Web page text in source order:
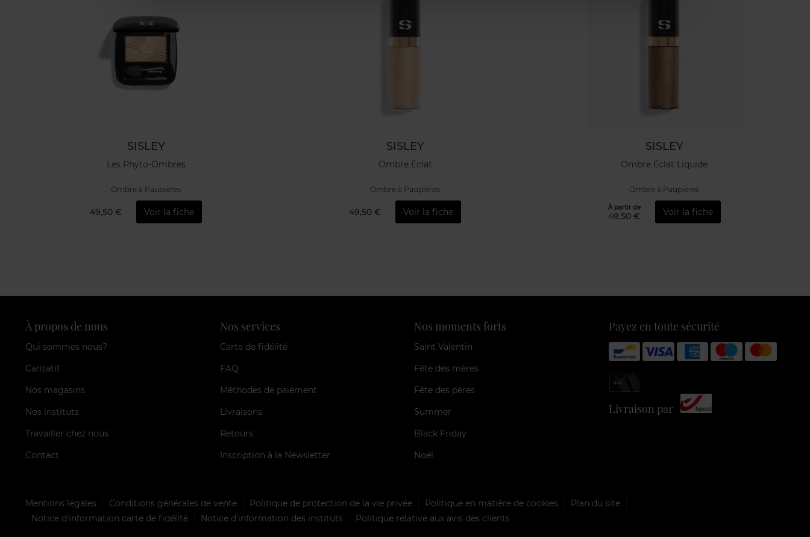
SISLEY
Les Phyto-Ombres
Ombre à Paupières
49,50 € Voir la fiche
SISLEY
Ombre Éclat
Ombre à Paupières
49,50 € Voir la fiche
SISLEY
Ombre Éclat Liquide
Ombre à Paupières
À partir de
49,50 € Voir la fiche
À propos de nous
Qui sommes nous?
Caritatif
Nos magasins
Nos instituts
Travailler chez nous
Contact
Nos services
Carte de fidélité
FAQ
Méthodes de paiement
Livraisons
Retours
Inscription à la Newsletter
Nos moments forts
Saint Valentin
Fête des mères
Fête des pères
Summer
Black Friday
Noël
Payez en toute sécurité
Livraison par
Mentions légales Conditions générales de vente Politique de protection de la vie privée Politique en matière de cookies
Plan du site
Notice d'information carte de fidélité
Notice d’information des instituts Politique relative aux avis des clients